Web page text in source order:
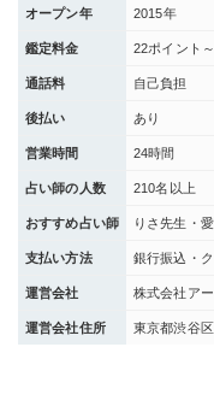
オープン年 2015年
鑑定料金 22ポイント
通話料 自己負担
後払い あり
営業時間 24時間
占い師の人数 210名以上
おすすめ占い師 りさ先生・
支払い方法 銀行振込・
運営会社 株式会社ア
運営会社住所 東京都渋谷